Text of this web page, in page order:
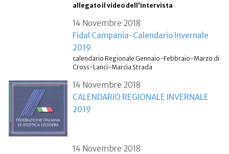
allegato il video dell'intervista
14 Novembre 2018
Fidal Campania-Calendario Invernale
2019
calendario Regionale Gennaio-Febbraio-Marzo di
Cross-Lanci-Marcia Strada
14 Novembre 2018
CALENDARIO REGIONALE INVERNALE
2019
14 Novembre 2018